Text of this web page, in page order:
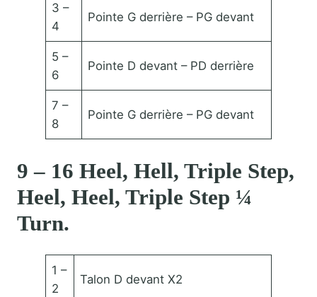
3 –
4
Pointe G derrière – PG devant
5 –
6
Pointe D devant – PD derrière
7 –
8
Pointe G derrière – PG devant
9 – 16 Heel, Hell, Triple Step,
Heel, Heel, Triple Step ¼
Turn.
1 –
2
Talon D devant X2